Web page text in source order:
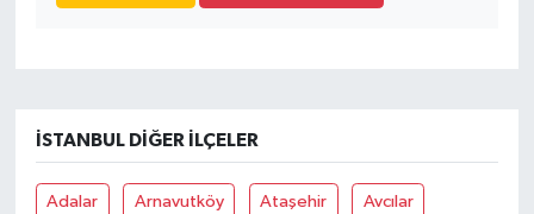
İSTANBUL DIĞER İLÇELER
Adalar Arnavutköy Ataşehir Avcılar